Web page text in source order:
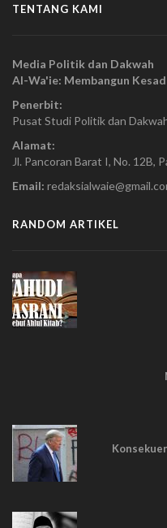
TENTANG KAMI
Media Politik dan Dakwah
Al-Wa'ie: Membangun
Penerbit:
Pusat Studi Politik dan
Alamat:
Jl. Pancoran Barat I, No. 12B,
Email:
RANDOM ARTIKEL